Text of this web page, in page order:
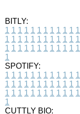
BITLY:
1 1 1 1 1 1 1 1 1 1 1 1
1 1 1 1 1 1 1 1 1 1 1 1
1 1 1 1 1 1 1 1 1 1 1 1
1
SPOTIFY:
1 1 1 1 1 1 1 1 1 1 1 1
1 1 1 1 1 1 1 1 1 1 1 1
1 1 1 1 1 1 1 1 1 1 1 1
1
CUTTLY BIO: